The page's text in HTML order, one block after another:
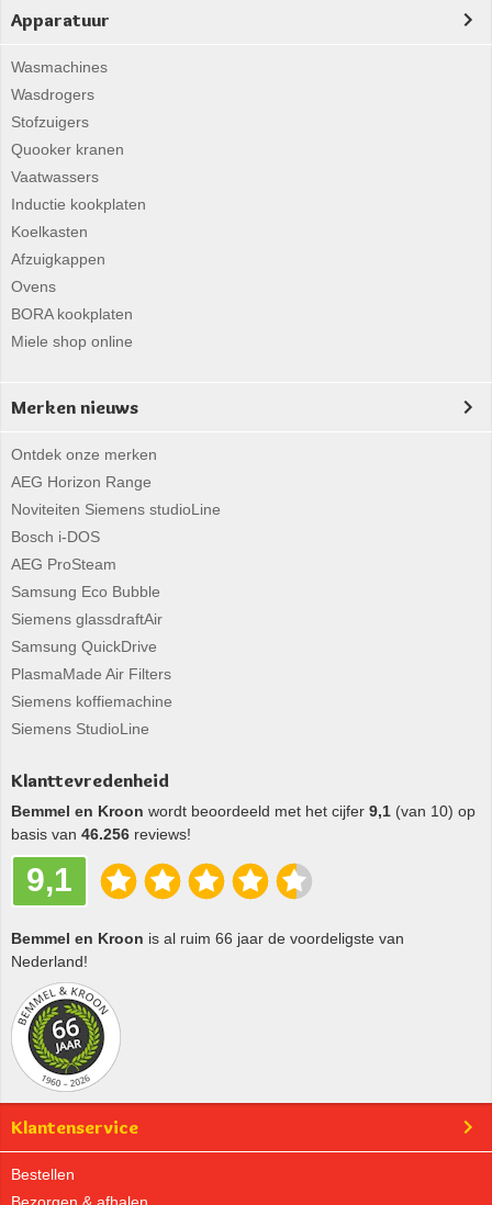
Apparatuur
Wasmachines
Wasdrogers
Stofzuigers
Quooker kranen
Vaatwassers
Inductie kookplaten
Koelkasten
Afzuigkappen
Ovens
BORA kookplaten
Miele shop online
Merken nieuws
Ontdek onze merken
AEG Horizon Range
Noviteiten Siemens studioLine
Bosch i-DOS
AEG ProSteam
Samsung Eco Bubble
Siemens glassdraftAir
Samsung QuickDrive
PlasmaMade Air Filters
Siemens koffiemachine
Siemens StudioLine
Klanttevredenheid
Bemmel en Kroon wordt beoordeeld met het cijfer 9,1 (van 10) op
basis van 46.256 reviews!
9,1
Bemmel en Kroon is al ruim 66 jaar de voordeligste van
Nederland!
Klantenservice
Bestellen